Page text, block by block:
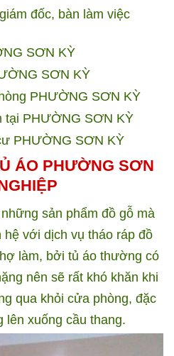
đốc, bàn làm việc
SƠN KỲ
SƠN KỲ
PHƯỜNG SƠN KỲ
tại PHƯỜNG SƠN KỲ
PHƯỜNG SƠN KỲ
ÁO PHƯỜNG SƠN
sản phẩm đồ gỗ mà
với dịch vụ tháo ráp đồ
làm, bởi tủ áo thường có
nên sẽ rất khó khăn khi
qua khỏi cửa phòng, đặc
lên xuống cầu thang.